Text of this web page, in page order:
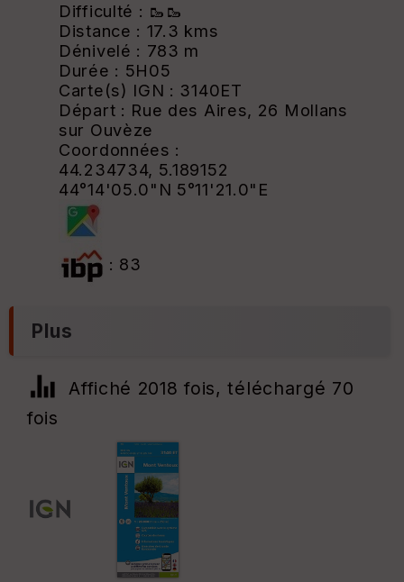
Difficulté : 🥾🥾
Distance : 17.3 kms
Dénivelé : 783 m
Durée : 5H05
Carte(s) IGN : 3140ET
Départ : Rue des Aires, 26 Mollans
sur Ouvèze
Coordonnées :
44.234734, 5.189152
44°14'05.0"N 5°11'21.0"E
: 83
Plus
Affiché 2018 fois, téléchargé 70
fois